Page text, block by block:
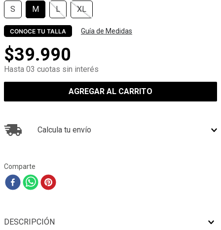
S M L XL
CONOCE TU TALLA Guía de Medidas
$39.990
Hasta 03 cuotas sin interés
AGREGAR AL CARRITO
Calcula tu envío
Comparte
DESCRIPCIÓN